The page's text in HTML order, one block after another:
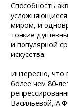
Способность
миром, и
тонкие
и популярной
искусства.
Интересно, что
более чем 80-
Васильевой,